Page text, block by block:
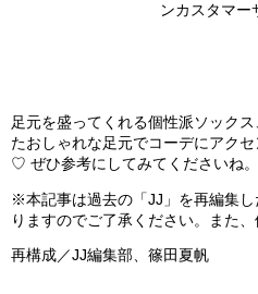
ンカスタマー
足元を盛ってくれる個性派ソック
たおしゃれな足元でコーデにアク
♡ ぜひ参考にしてみてくださいね。
※本記事は過去の「JJ」を再編集
りますのでご了承ください。また
再構成／JJ編集部、篠田夏帆